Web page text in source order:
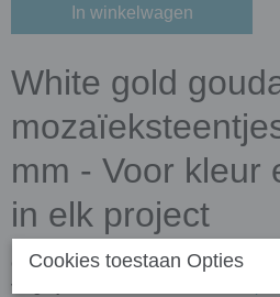
In winkelwagen
White gold
mm - Voor kleur
in elk project
Goldlink Aventurine, onze goudader
vergelijkbaar met onze
Cookies toestaan Opties